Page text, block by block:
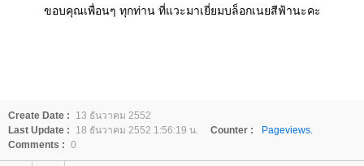
ขอบคุณเพื่อนๆ ทุกท่าน ที่แวะมาเยี่ยมบล็อกเนยสีฟ้านะคะ
Create Date :
13 ธันวาคม 2552
Last Update :
18 ธันวาคม 2552 1:56:19 น. Counter :
Pageviews.
Comments : 0